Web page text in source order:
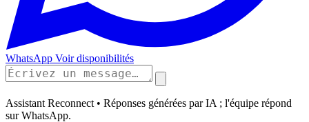
WhatsApp Voir disponibilités
Assistant Reconnect • Réponses générées par IA ; l'équipe répond
sur WhatsApp.